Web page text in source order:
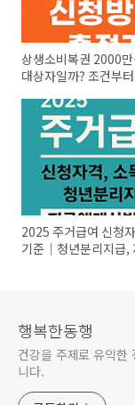
상생소비복권 2000
대상자일까? 조건부
2025 주거급여 신청
기준｜청년분리지급,
행복한동행
건강을 주제로 유익한
니다.